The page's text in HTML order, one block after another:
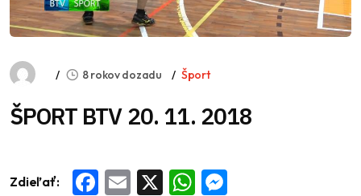
8 rokov dozadu Šport
ŠPORT BTV 20. 11. 2018
Zdieľať: Facebook
Email WhatsApp